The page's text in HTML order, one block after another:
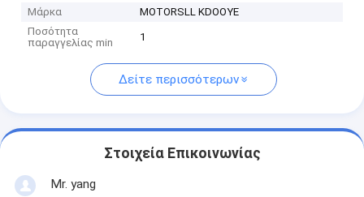
Μάρκα
MOTORSLL KDOOYE
Ποσότητα
παραγγελίας min
1
Δείτε περισσότερων
Στοιχεία Επικοινωνίας
Mr. yang